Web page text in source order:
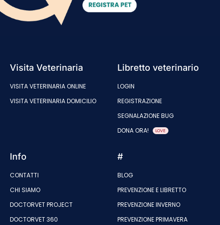
Visita Veterinaria
VISITA VETERINARIA ONLINE
VISITA VETERINARIA DOMICILIO
Libretto veterinario
LOGIN
REGISTRAZIONE
SEGNALAZIONE BUG
DONA ORA!
LOVE
Info
CONTATTI
CHI SIAMO
DOCTORVET PROJECT
DOCTORVET 360
#
BLOG
PREVENZIONE E LIBRETTO
PREVENZIONE INVERNO
PREVENZIONE PRIMAVERA